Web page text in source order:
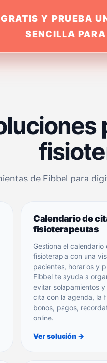
Y PRUEBA
SENCILLA
de Fibbel para
Calendario de
fisioterapeutas
Gestiona el
fisioterapia con una
pacientes, horarios y
Fibbel te ayuda a
evitar solapamientos
cita con la agenda, la
bonos, pagos,
online.
Ver solución →